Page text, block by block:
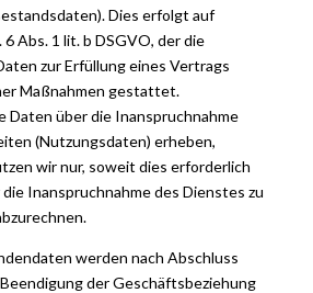
Dies erfolgt auf
Abs. 1 lit. b DSGVO, der die
zur Erfüllung eines Vertrags
Maßnahmen gestattet.
Daten über die Inanspruchnahme
(Nutzungsdaten) erheben,
wir nur, soweit dies erforderlich
Inanspruchnahme des Dienstes zu
werden nach Abschluss
der Geschäftsbeziehung